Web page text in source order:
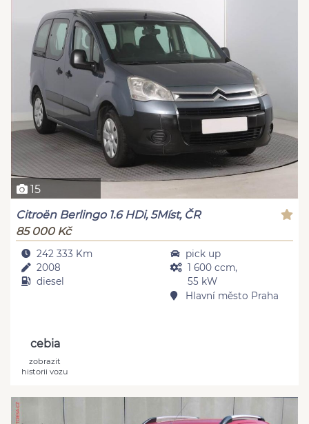
15
Citroën Berlingo 1.6 HDi, 5Míst, ČR
85 000 Kč
242 333 Km
2008
diesel
pick up
1 600 ccm,
55 kW
Hlavní město Praha
cebia
zobrazit
historii vozu